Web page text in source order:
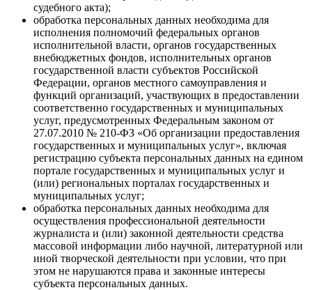
судебного акта);
обработка персональных данных необходима для
исполнения полномочий федеральных органов
исполнительной власти, органов государственных
внебюджетных фондов, исполнительных органов
государственной власти субъектов Российской
Федерации, органов местного самоуправления и
функций организаций, участвующих в предоставлении
соответственно государственных и муниципальных
услуг, предусмотренных Федеральным законом от
27.07.2010 № 210-ФЗ «Об организации предоставления
государственных и муниципальных услуг», включая
регистрацию субъекта персональных данных на едином
портале государственных и муниципальных услуг и
(или) региональных порталах государственных и
муниципальных услуг;
обработка персональных данных необходима для
осуществления профессиональной деятельности
журналиста и (или) законной деятельности средства
массовой информации либо научной, литературной или
иной творческой деятельности при условии, что при
этом не нарушаются права и законные интересы
субъекта персональных данных.